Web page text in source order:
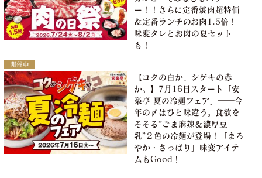
ー！！さらに定番焼肉超特価
＆定番ランチのお肉1.5倍！
味変タレとお肉の夏セット
も！
開催中
【コクの白か、シゲキの赤
か。】7月16日スタート「安
楽亭 夏の冷麺フェア」――今
年の〆はひと味違う。食欲を
そそる”ごま麻辣＆濃厚豆
乳”２色の冷麺が登場！「まろ
やか・さっぱり」味変アイテ
ムもGood！